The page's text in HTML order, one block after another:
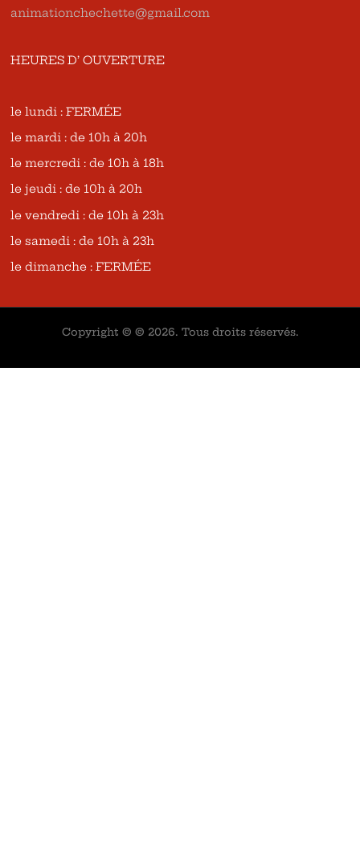
animationchechette@gmail.com
HEURES D’ OUVERTURE
le lundi : FERMÉE
le mardi : de 10h à 20h
le mercredi : de 10h à 18h
le jeudi : de 10h à 20h
le vendredi : de 10h à 23h
le samedi : de 10h à 23h
le dimanche : FERMÉE
Copyright © © 2026. Tous droits réservés.